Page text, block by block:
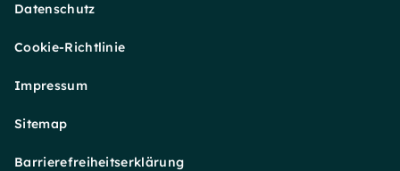
Datenschutz
Cookie-Richtlinie
Impressum
Sitemap
Barrierefreiheitserklärung